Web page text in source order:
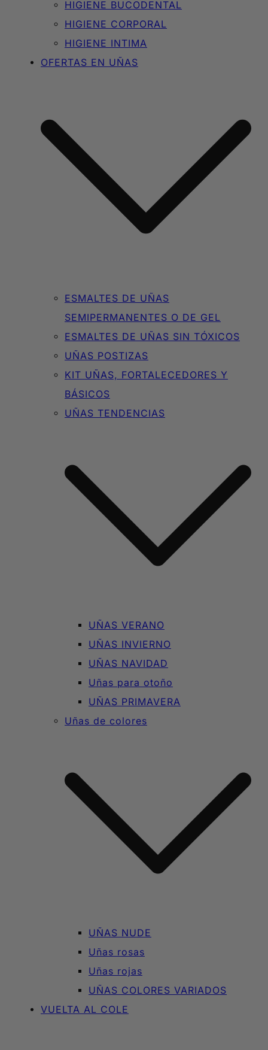
HIGIENE BUCODENTAL
HIGIENE CORPORAL
HIGIENE INTIMA
OFERTAS EN UÑAS
ESMALTES DE UÑAS
SEMIPERMANENTES O DE GEL
ESMALTES DE UÑAS SIN TÓXICOS
UÑAS POSTIZAS
KIT UÑAS, FORTALECEDORES Y
BÁSICOS
UÑAS TENDENCIAS
UÑAS VERANO
UÑAS INVIERNO
UÑAS NAVIDAD
Uñas para otoño
UÑAS PRIMAVERA
Uñas de colores
UÑAS NUDE
Uñas rosas
Uñas rojas
UÑAS COLORES VARIADOS
VUELTA AL COLE